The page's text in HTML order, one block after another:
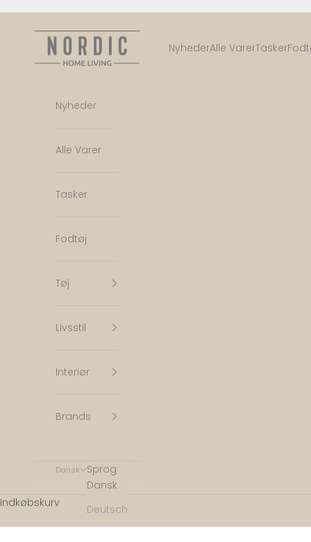
Nordic Home Living
NyhederAlle VarerTasker
Nyheder
Alle Varer
Tasker
Fodtøj
Tøj
Livsstil
Interiør
Brands
Dansk
Sprog
Dansk
Deutsch
Indkøbskurv